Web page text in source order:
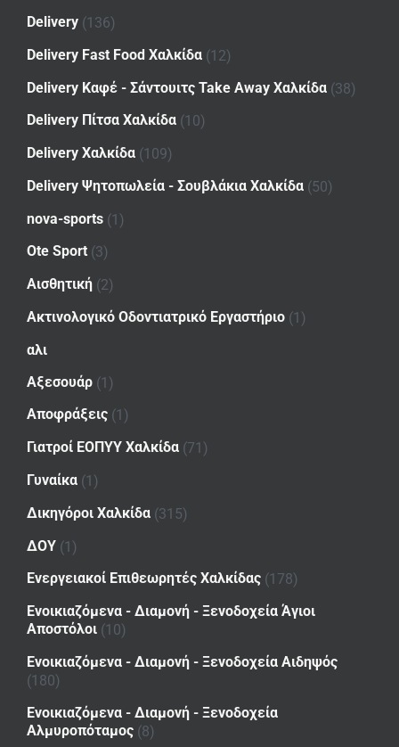
Delivery (136)
Delivery Fast Food Χαλκίδα (12)
Delivery Καφέ - Σάντουιτς Take Away Χαλκίδα (38)
Delivery Πίτσα Χαλκίδα (10)
Delivery Χαλκίδα (109)
Delivery Ψητοπωλεία - Σουβλάκια Χαλκίδα (50)
nova-sports (1)
Ote Sport (3)
Αισθητική (2)
Ακτινολογικό Οδοντιατρικό Εργαστήριο (1)
αλι
Αξεσουάρ (1)
Αποφράξεις (1)
Γιατροί ΕΟΠΥΥ Χαλκίδα (71)
Γυναίκα (1)
Δικηγόροι Χαλκίδα (315)
ΔΟΥ (1)
Ενεργειακοί Επιθεωρητές Χαλκίδας (178)
Ενοικιαζόμενα - Διαμονή - Ξενοδοχεία Άγιοι
Αποστόλοι (10)
Ενοικιαζόμενα - Διαμονή - Ξενοδοχεία Αιδηψός
(180)
Ενοικιαζόμενα - Διαμονή - Ξενοδοχεία
Αλμυροπόταμος (8)